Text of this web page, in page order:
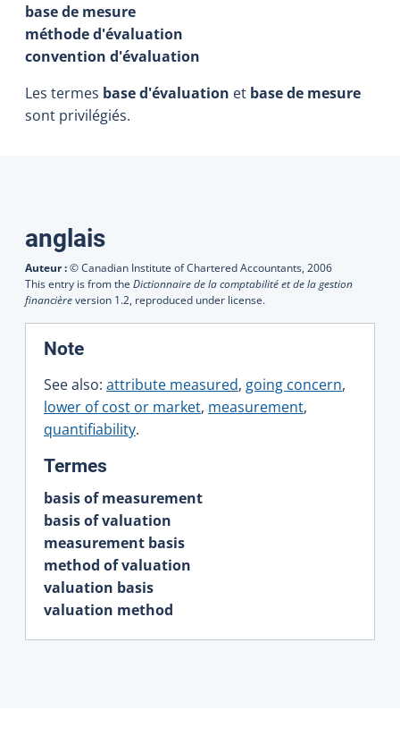
base de mesure
méthode d'évaluation
convention d'évaluation
Les termes base d'évaluation et base de mesure
sont privilégiés.
Traductions
anglais
Auteur :© Canadian Institute of Chartered Accountants, 2006
This entry is from the Dictionnaire de la comptabilité et de la gestion
financièreversion 1.2, reproduced under license.
Note:
See also: attribute measured, going concern,
lower of cost or market, measurement,
quantifiability.
Termes
basis of measurement
basis of valuation
measurement basis
method of valuation
valuation basis
valuation method